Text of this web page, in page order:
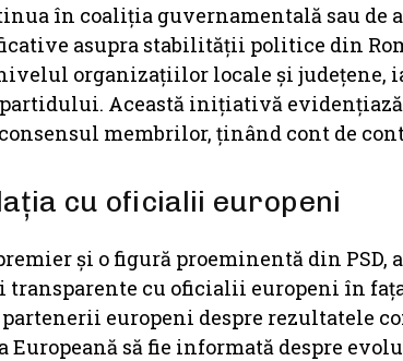
în coaliția guvernamentală sau de
asupra stabilității politice din
organizațiilor locale și județene,
Această inițiativă evidențiază
membrilor, ținând cont de
cu oficialii europeni
și o figură proeminentă din
transparente cu oficialii europeni în
europeni despre rezultatele
Europeană să fie informată despre